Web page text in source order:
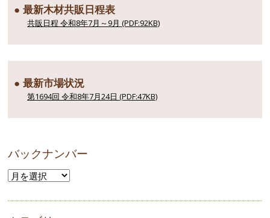
● 最新木材共販日程表
共販日程 令和8年7月～9月 (PDF:92KB)
● 最新市場状況
第1694回 令和8年7月24日 (PDF:47KB)
バックナンバー